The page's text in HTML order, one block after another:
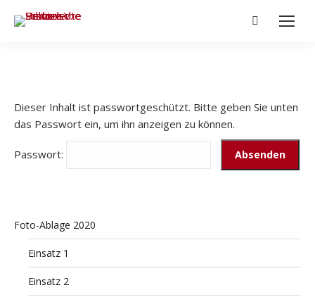
Search:
Dieser Inhalt ist passwortgeschützt. Bitte geben Sie unten
das Passwort ein, um ihn anzeigen zu können.
Passwort:
Foto-Ablage 2020
Einsatz 1
Einsatz 2